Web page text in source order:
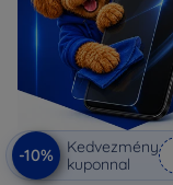
-10%
Kedvezmény
kuponnal